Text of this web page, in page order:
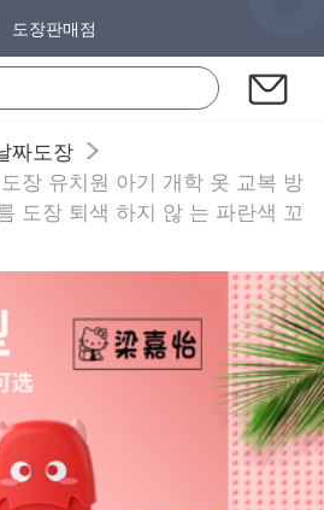
도장판매점
짜도장
장 유치원 아기 개학 옷 교복 방
도장 퇴색 하지 않 는 파란색 꼬